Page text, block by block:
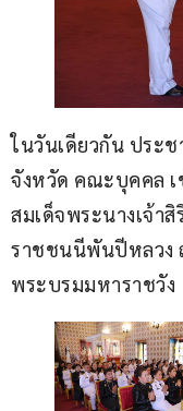
ในวันเดียวกัน ประ
จังหวัด คณะบุคคล
สมเด็จพระนางเจ้า
ราชชนนีพันปีหลวง
พระบรมมหาราชวัง